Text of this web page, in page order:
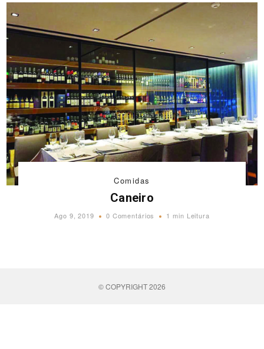
Comidas
Caneiro
Ago 9, 2019 0 Comentários 1 min Leitura
© COPYRIGHT 2026